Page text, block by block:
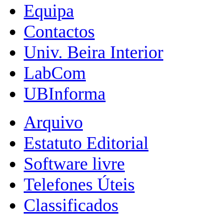
Equipa
Contactos
Univ. Beira Interior
LabCom
UBInforma
Arquivo
Estatuto Editorial
Software livre
Telefones Úteis
Classificados